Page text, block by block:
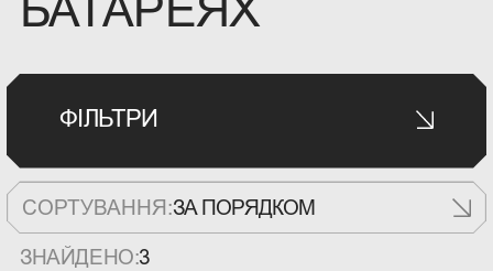
ФІЛЬТРИ
СОРТУВАННЯ:ЗА ПОРЯДКОМ
ЗНАЙДЕНО:3